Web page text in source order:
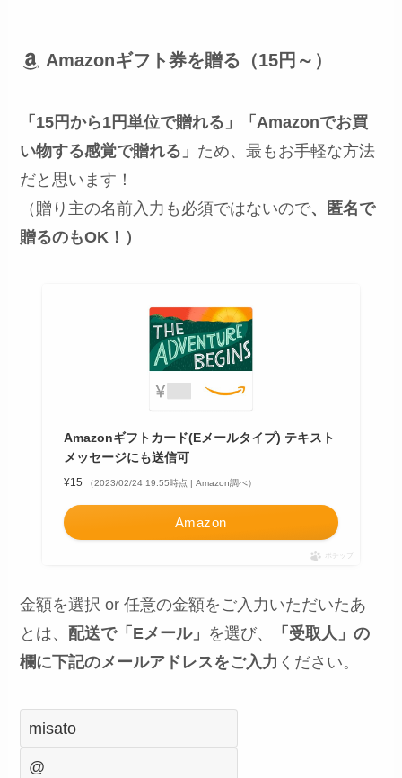
Amazonギフト券を贈る（15円～）
「15円から1円単位で贈れる」「Amazonでお買
い物する感覚で贈れる」 ため、最もお手軽な方法
だと思います！
（贈り主の名前入力も必須ではないので、匿名で
贈るのもOK！）
Amazonギフトカード(Eメールタイプ) テキスト
メッセージにも送信可
¥15 （2023/02/24 19:55時点 | Amazon調べ）
Amazon
ポチップ
金額を選択 or 任意の金額をご入力いただいたあ
とは、 配送で「Eメール」 を選び、
「受取人」の
欄に下記のメールアドレスをご入力 ください。